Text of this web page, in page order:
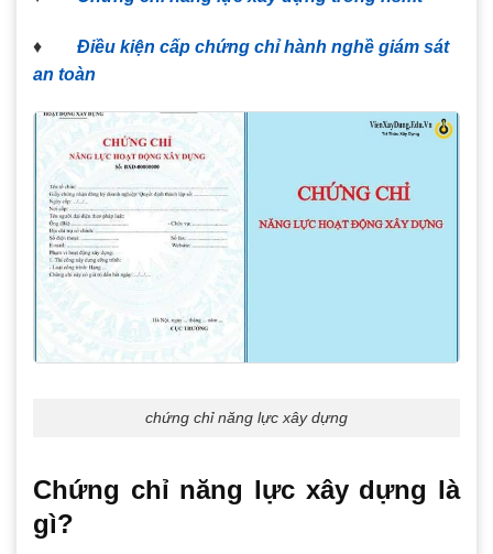
♦ Điều kiện cấp chứng chỉ hành nghề giám sát
an toàn
chứng chỉ năng lực xây dựng
Chứng chỉ năng lực xây dựng là
gì?